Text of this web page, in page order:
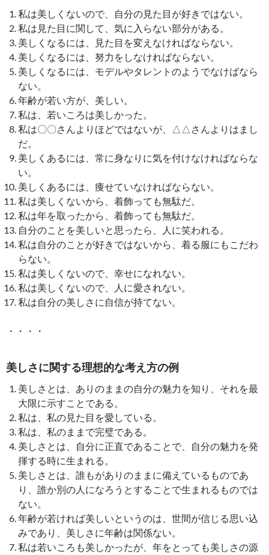
私は美しくないので、自分の見た目が好きではない。
私は見た目に関して、気に入らない部分がある。
美しくなるには、見た目を変えなければならない。
美しくなるには、努力をしなければならない。
美しくなるには、モデルやタレントのようでなけばなら
ない。
年齢が若い方が、美しい。
私は、若いころは美しかった。
私は〇〇さんよりほどではないが、△△さんよりはまし
だ。
美しくあるには、常に身なりに気を付けなければならな
い。
美しくあるには、痩せていなければならない。
私は美しくないから、着飾っても無駄だ。
私は年を取ったから、着飾っても無駄だ。
自分のことを美しいと思ったら、人に笑われる。
私は自分のことが好きではないから、着る服にもこだわ
らない。
私は美しくないので、幸せになれない。
私は美しくないので、人に愛されない。
私は自分の美しさに自信が持てない。
・・・・
美しさに関する理想的な考え方の例
美しさとは、ありのままの自分の魅力を知り、それを最
大限に示すことである。
私は、私の見た目を愛している。
私は、私のままで完璧である。
美しさとは、自分に正直であることで、自分の魅力を発
揮する時に生まれる。
美しさとは、誰もがありのままに備えているものであ
り、誰か別の人になろうとすることで生まれるものでは
ない。
年齢が若ければ美しいというのは、世間が信じる思い込
みであり、美しさに年齢は関係ない。
私は若いころも美しかったが、年をとっても美しさの源